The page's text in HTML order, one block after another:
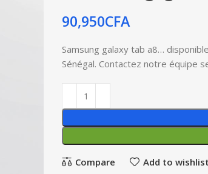
90,950CFA
Samsung galaxy tab a8…
Sénégal. Contactez notre équipe
Compare Add to wishlist